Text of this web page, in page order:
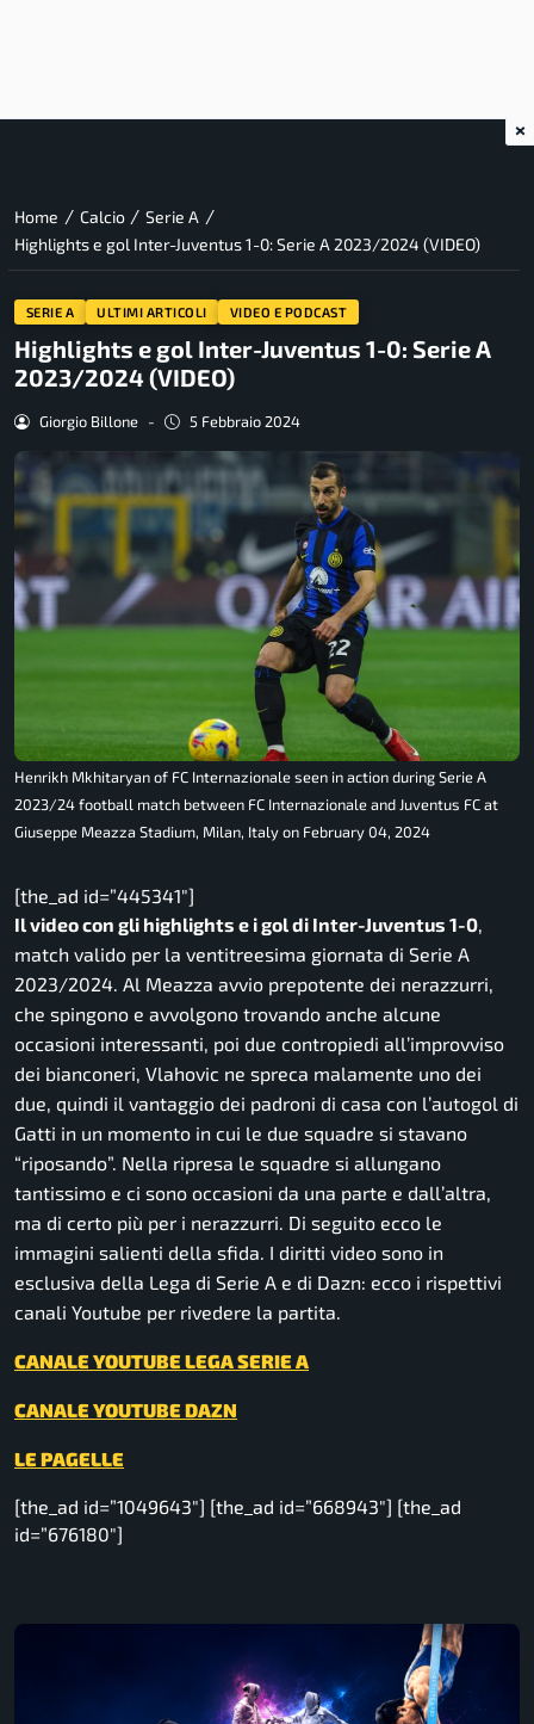
Home / Calcio / Serie A /
Highlights e gol Inter-Juventus 1-0: Serie A 2023/2024 (VIDEO)
SERIE A ULTIMI ARTICOLI VIDEO E PODCAST
Highlights e gol Inter-Juventus 1-0: Serie A
2023/2024 (VIDEO)
Giorgio Billone - 5 Febbraio 2024
Henrikh Mkhitaryan of FC Internazionale seen in action during Serie A
2023/24 football match between FC Internazionale and Juventus FC at
Giuseppe Meazza Stadium, Milan, Italy on February 04, 2024
[the_ad id=”445341″]
Il video con gli highlights e i gol di Inter-Juventus 1-0,
match valido per la ventitreesima giornata di Serie A
2023/2024. Al Meazza avvio prepotente dei nerazzurri,
che spingono e avvolgono trovando anche alcune
occasioni interessanti, poi due contropiedi all’improvviso
dei bianconeri, Vlahovic ne spreca malamente uno dei
due, quindi il vantaggio dei padroni di casa con l’autogol di
Gatti in un momento in cui le due squadre si stavano
“riposando”. Nella ripresa le squadre si allungano
tantissimo e ci sono occasioni da una parte e dall’altra,
ma di certo più per i nerazzurri. Di seguito ecco le
immagini salienti della sfida. I diritti video sono in
esclusiva della Lega di Serie A e di Dazn: ecco i rispettivi
canali Youtube per rivedere la partita.
CANALE YOUTUBE LEGA SERIE A
CANALE YOUTUBE DAZN
LE PAGELLE
[the_ad id=”1049643″] [the_ad id=”668943″] [the_ad
id=”676180″]
×